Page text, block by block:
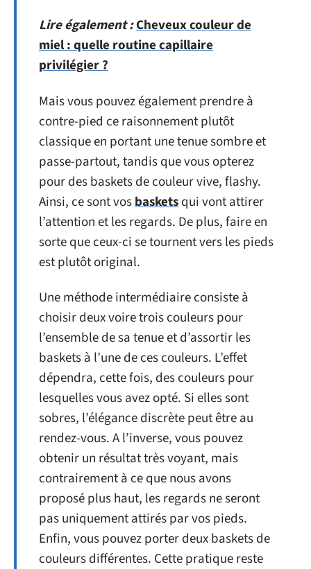
Lire également :Cheveux couleur de
miel : quelle routine capillaire
privilégier ?
Mais vous pouvez également prendre à
contre-pied ce raisonnement plutôt
classique en portant une tenue sombre et
passe-partout, tandis que vous opterez
pour des baskets de couleur vive, flashy.
Ainsi, ce sont vosbasketsqui vont attirer
l’attention et les regards. De plus, faire en
sorte que ceux-ci se tournent vers les pieds
est plutôt original.
Une méthode intermédiaire consiste à
choisir deux voire trois couleurs pour
l’ensemble de sa tenue et d’assortir les
baskets à l’une de ces couleurs. L’effet
dépendra, cette fois, des couleurs pour
lesquelles vous avez opté. Si elles sont
sobres, l’élégance discrète peut être au
rendez-vous. A l’inverse, vous pouvez
obtenir un résultat très voyant, mais
contrairement à ce que nous avons
proposé plus haut, les regards ne seront
pas uniquement attirés par vos pieds.
Enfin, vous pouvez porter deux baskets de
couleurs différentes. Cette pratique reste